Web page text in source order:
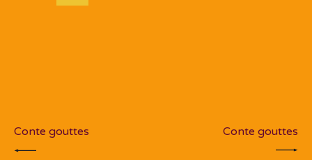
l’article
Conte gouttes Conte gouttes